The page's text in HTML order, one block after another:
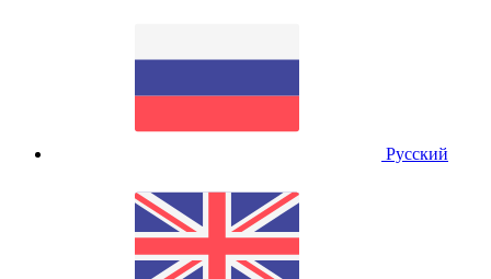
Русский